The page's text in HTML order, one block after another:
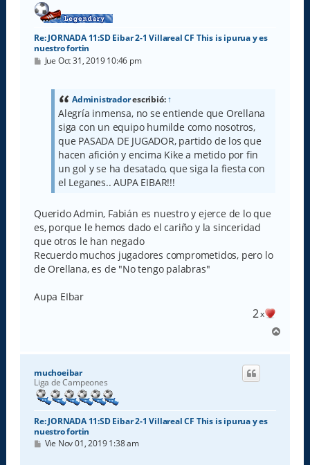
Re: JORNADA 11:SD Eibar 2-1 Villareal CF This is ipurua y es
nuestro fortin
M
Jue Oct 31, 2019 10:46 pm
Administradorescribió:↑
Alegría inmensa, no se entiende que Orellana
siga con un equipo humilde como nosotros,
que PASADA DE JUGADOR, partido de los que
hacen afición y encima Kike a metido por fin
un gol y se ha desatado, que siga la fiesta con
el Leganes.. AUPA EIBAR!!!
Querido Admin, Fabián es nuestro y ejerce de lo que
es, porque le hemos dado el cariño y la sinceridad
que otros le han negado
Recuerdo muchos jugadores comprometidos, pero lo
de Orellana, es de "No tengo palabras"
Aupa EIbar
2x
r
muchoeibar
Liga de Campeones
Re: JORNADA 11:SD Eibar 2-1 Villareal CF This is ipurua y es
nuestro fortin
M
Vie Nov 01, 2019 1:38 am